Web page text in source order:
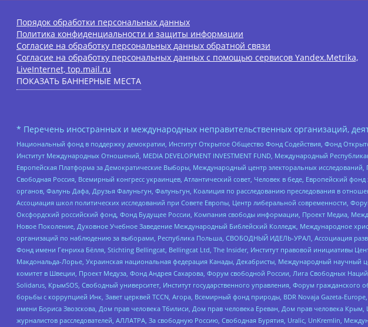
Порядок обработки персональных данных
Политика конфиденциальности и защиты информации
Согласие на обработку персональных данных обратной связи
Согласие на обработку персональных данных с помощью сервисов Yandex.Metrika,
LiveInternet, top.mail.ru
ПОКАЗАТЬ БАННЕРНЫЕ МЕСТА
* Перечень иностранных и международных неправительственных организаций,
Национальный фонд в поддержку демократии, Институт Открытое Общество Фонд Содействия, Фонд
Институт Международных Отношений, MEDIA DEVELOPMENT INVESTMENT FUND, Международный
Европейская Платформа за Демократические Выборы, Международный центр электоральных
Свободная Россия, Всемирный конгресс украинцев, Атлантический совет, Человек в беде, Европейский
органов, Фалунь Дафа, Друзья Фалуньгун, Фалуньгун, Коалиция по расследованию преследования в
Ассоциация школ политических исследований при Совете Европы, Центр либеральной современности,
Оксфордский российский фонд, Фонд Будущее России, Компания свободы информации, Проект Медиа,
Новое Поколение, Духовное Учебное Заведение Международный Библейский Колледж, Международное
организаций по наблюдению за выборами, Республика Польша, СВОБОДНЫЙ ИДЕЛЬ-УРАЛ, Ассоциация
Фонд имени Генриха Бёлля, Stichting Bellingcat, Bellingcat Ltd, The Insider, Институт правовой инициативы
Макдональда-Лорье, Украинская национальная федерация Канады, Декабристы, Международный научный
комитет в Швеции, Проект Медуза, Фонд Андрея Сахарова, Форум свободной России, Лига Свободных
Solidarus, КрымSOS, Свободный университет, Институт государственного управления, Форум
борьбы с коррупцией Инк, Завет церквей TCCN, Агора, Всемирный фонд природы, BDR Novaja Gazeta-
имени Бориса Звозскова, Дом прав человека Тбилиси, Дом прав человека Ереван, Дом прав человека
журналистов расследователей, АЛЛАТРА, За свободную Россию, Свободная Бурятия, Uralic, UnKremlin,